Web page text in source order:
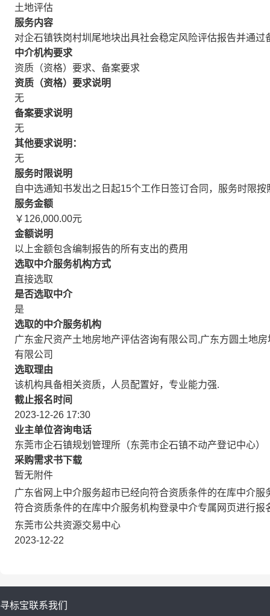
土地评估
服务内容
对企石镇铁岗村圳尾地块出具社会稳定风险评估报告并通过
中介机构要求
资质（资格）要求、备案要求
资质（资格）要求说明
无
备案要求说明
无
其他要求说明：
无
服务时限说明
自中选通知书发出之日起15个工作日签订合同，服务时限
服务金额
￥126,000.00元
金额说明
以上金额包含编制报告的所有支出的费用
选取中介服务机构方式
直接选取
是否选取中介
是
选取的中介服务机构
广东金尺资产土地房地产评估咨询有限公司,广东方圆土地
有限公司
选取理由
该机构具备相关资质，人员配置好，专业能力强.
截止报名时间
2023-12-26 17:30
业主单位咨询电话
东莞市企石镇规划管理所（东莞市企石镇不动产登记中心）
采购需求书下载
暂无附件
广东省网上中介服务超市已经向符合资质条件的在库中介
符合资质条件的在库中介服务机构登录中介专属网页进行报
东莞市公共资源交易中心
2023-12-22
寻标宝联系我们